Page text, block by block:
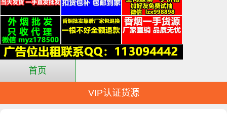
首页
VIP认证货源